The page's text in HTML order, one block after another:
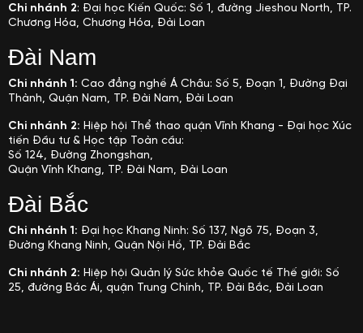
Chi nhánh 2: Đại học Kiến Quốc: Số 1, đường Jieshou North, TP.
Chương Hóa, Chương Hóa, Đài Loan
Đài Nam
Chi nhánh 1: Cao đẳng nghề Á Châu: Số 5, Đoạn 1, Đường Đại
Thành, Quận Nam, TP. Đài Nam, Đài Loan
Chi nhánh 2: Hiệp hội Thể thao quận Vĩnh Khang - Đại học Xúc
tiến Đầu tư & Học tập Toàn cầu:
Số 124, Đường Zhongshan,
Quận Vĩnh Khang, TP. Đài Nam, Đài Loan
Đài Bắc
Chi nhánh 1: Đại học Khang Ninh: Số 137, Ngõ 75, Đoạn 3,
Đường Khang Ninh, Quận Nội Hồ, TP. Đài Bắc
Chi nhánh 2: Hiệp hội Quản lý Sức khỏe Quốc tế Thế giới: Số
25, đường Bác Ái, quận Trung Chính, TP. Đài Bắc, Đài Loan